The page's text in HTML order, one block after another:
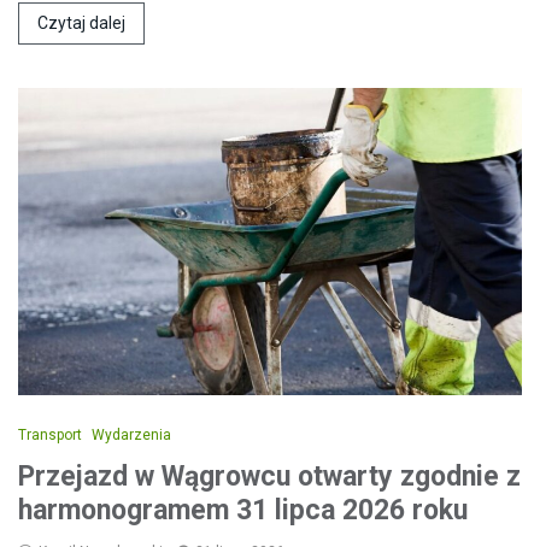
Czytaj dalej
Transport Wydarzenia
Przejazd w Wągrowcu otwarty zgodnie z
harmonogramem 31 lipca 2026 roku